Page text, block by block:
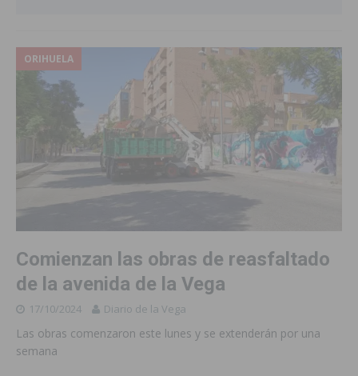
ORIHUELA
Comienzan las obras de reasfaltado
de la avenida de la Vega
17/10/2024 Diario de la Vega
Las obras comenzaron este lunes y se extenderán por una
semana